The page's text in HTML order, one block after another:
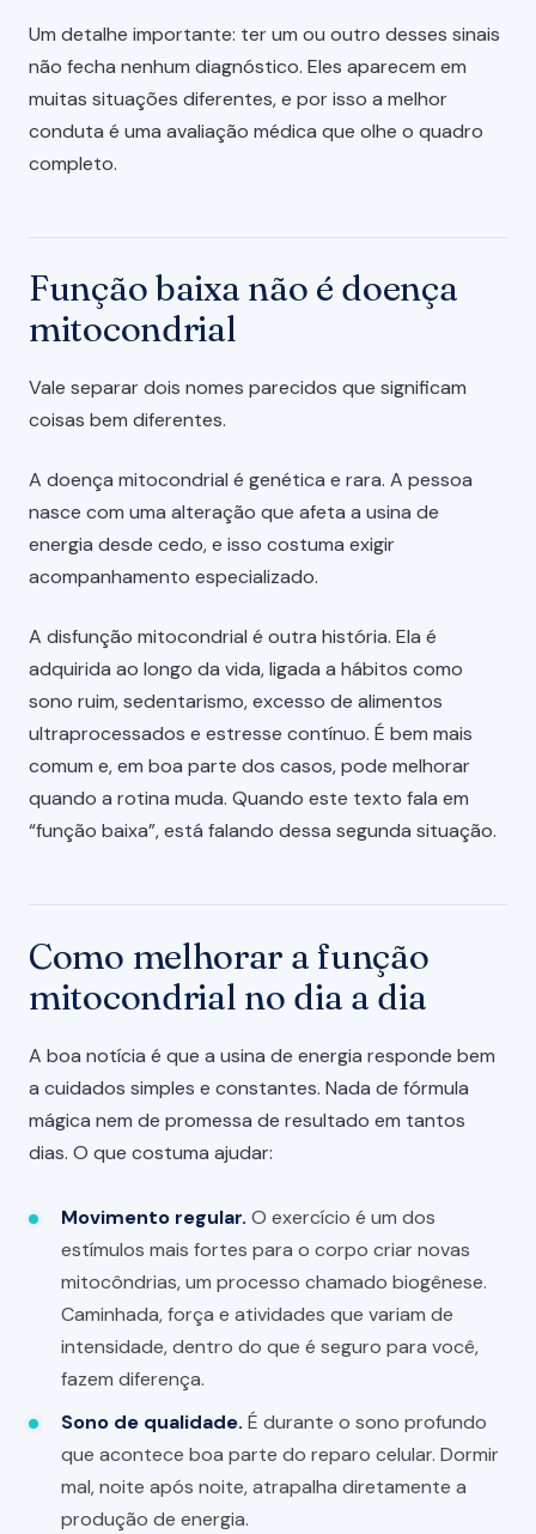
Um detalhe importante: ter um ou outro desses sinais
não fecha nenhum diagnóstico. Eles aparecem em
muitas situações diferentes, e por isso a melhor
conduta é uma avaliação médica que olhe o quadro
completo.
Função baixa não é doença
mitocondrial
Vale separar dois nomes parecidos que significam
coisas bem diferentes.
A doença mitocondrial é genética e rara. A pessoa
nasce com uma alteração que afeta a usina de
energia desde cedo, e isso costuma exigir
acompanhamento especializado.
A disfunção mitocondrial é outra história. Ela é
adquirida ao longo da vida, ligada a hábitos como
sono ruim, sedentarismo, excesso de alimentos
ultraprocessados e estresse contínuo. É bem mais
comum e, em boa parte dos casos, pode melhorar
quando a rotina muda. Quando este texto fala em
“função baixa”, está falando dessa segunda situação.
Como melhorar a função
mitocondrial no dia a dia
A boa notícia é que a usina de energia responde bem
a cuidados simples e constantes. Nada de fórmula
mágica nem de promessa de resultado em tantos
dias. O que costuma ajudar:
Movimento regular. O exercício é um dos
estímulos mais fortes para o corpo criar novas
mitocôndrias, um processo chamado biogênese.
Caminhada, força e atividades que variam de
intensidade, dentro do que é seguro para você,
fazem diferença.
Sono de qualidade. É durante o sono profundo
que acontece boa parte do reparo celular. Dormir
mal, noite após noite, atrapalha diretamente a
produção de energia.